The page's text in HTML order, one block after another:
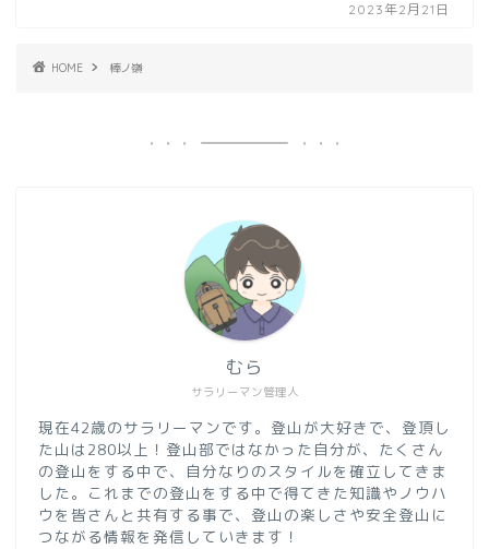
2023年2月21日
HOME 棒ノ嶺
サラリーマン管理人
むら
現在42歳のサラリーマンです。登山が大好きで、登頂し
た山は280以上！登山部ではなかった自分が、たくさん
の登山をする中で、自分なりのスタイルを確立してきま
した。これまでの登山をする中で得てきた知識やノウハ
ウを皆さんと共有する事で、登山の楽しさや安全登山に
つながる情報を発信していきます！